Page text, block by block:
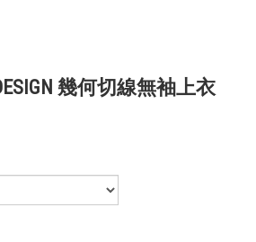
幾何切線無袖上衣